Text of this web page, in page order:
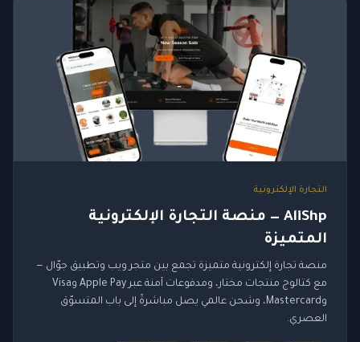
التجارة الإلكترونية
AliShp — منصة التجارة الإلكترونية
المتميزة
منصة تجارة إلكترونية متميزة تجمع بين متجر ويب وتطبيق جوّال —
مع كتالوج منتجات مختار، ومدفوعات آمنة عبر Apple Pay وVisa
وMastercard، وشحن عالمي يصل مباشرةً إلى باب المتسوّق
العصري.